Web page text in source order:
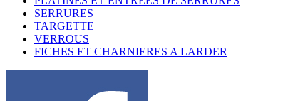
SERRURES
TARGETTE
VERROUS
FICHES ET CHARNIERES A LARDER